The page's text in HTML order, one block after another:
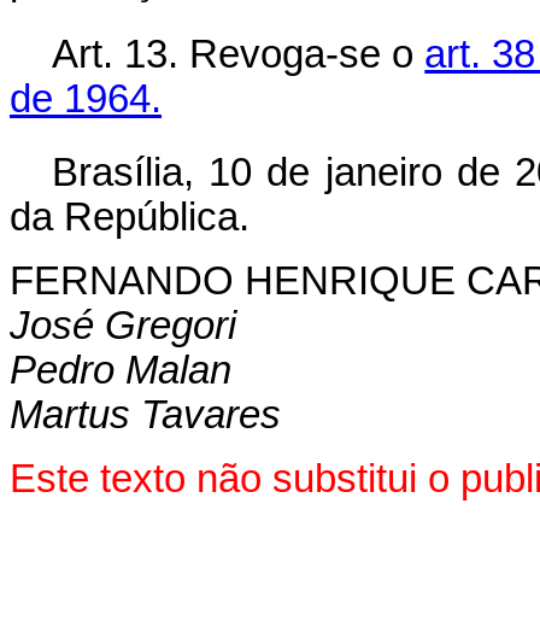
Art. 13. Revoga-se o art.
de 1964.
Brasília, 10 de janeiro de
da República.
FERNANDO HENRIQUE
José Gregori
Pedro Malan
Martus Tavares
Este texto não substitui o